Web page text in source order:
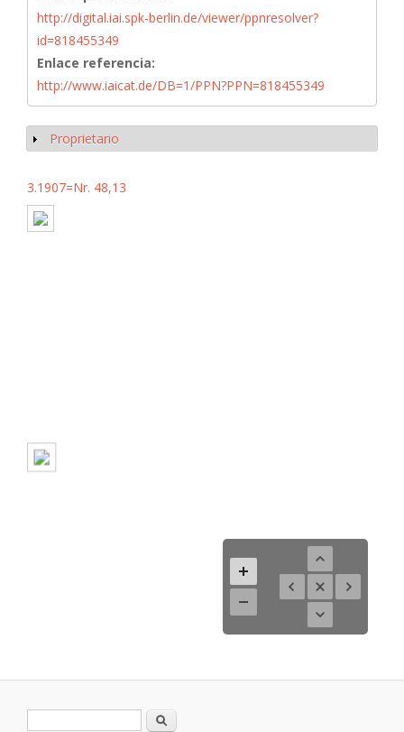
http://digital.iai.spk-berlin.de/viewer/ppnresolver?
id=818455349
Enlace referencia:
http://www.iaicat.de/DB=1/PPN?PPN=818455349
Mostrar
Proprietario
3.1907=Nr. 48,13
Formulario de búsqueda
Buscar